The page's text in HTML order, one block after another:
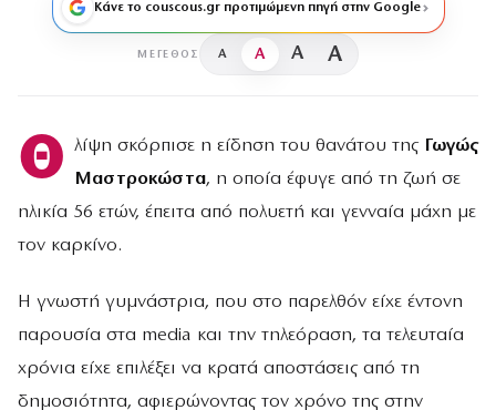
Κάνε το couscous.gr προτιμώμενη πηγή στην Google
ΜΈΓΕΘΟΣ A A A A
Θ λίψη σκόρπισε η είδηση του θανάτου τηςΓωγώς
Μαστροκώστα, η οποία έφυγε από τη ζωή σε
ηλικία 56 ετών, έπειτα από πολυετή και γενναία μάχη με
τον καρκίνο.
Η γνωστή γυμνάστρια, που στο παρελθόν είχε έντονη
παρουσία στα media και την τηλεόραση, τα τελευταία
χρόνια είχε επιλέξει να κρατά αποστάσεις από τη
δημοσιότητα, αφιερώνοντας τον χρόνο της στην